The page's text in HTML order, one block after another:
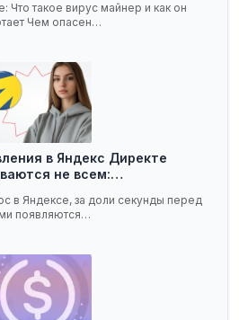
Что такое вирус майнер и как он
Чем опасен…
в Яндекс Директе
не всем:…
в Яндексе, за доли секунды перед
появляются…